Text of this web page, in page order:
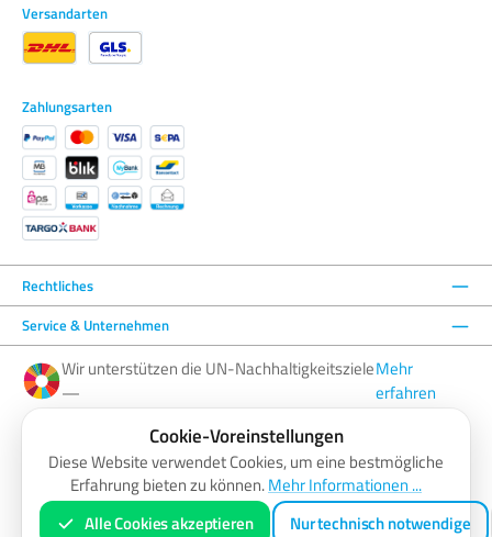
Versandarten
Zahlungsarten
Rechtliches
Service & Unternehmen
Wir unterstützen die UN-Nachhaltigkeitsziele
—
Mehr
erfahren
Facebook Instagram YouTube LinkedIn
Barrierefreiheitserklärung Datenschutzerklärung Impressum
Widerrufsbelehrung
Vertrag widerrufen
* Alle Preise inkl. gesetzl. Mehrwertsteuer zzgl.Versandkostenund ggf. Nachnahmegebühren, wenn nicht anders
Cookie-Voreinstellungen
Diese Website verwendet Cookies, um eine bestmögliche
Erfahrung bieten zu können.Mehr Informationen ...
Alle Cookies akzeptieren
Nur technisch notwendige